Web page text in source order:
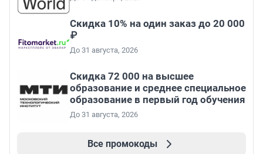
Скидка 10% на один заказ до 20 000
₽
До 31 августа, 2026
Скидка 72 000 на высшее
образование и среднее специальное
образование в первый год обучения
До 31 августа, 2026
Все промокоды